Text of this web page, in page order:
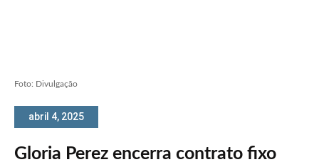
Foto: Divulgação
abril 4, 2025
Gloria Perez encerra contrato fixo